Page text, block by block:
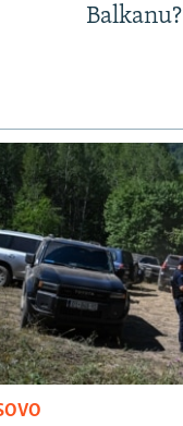
Balkanu?